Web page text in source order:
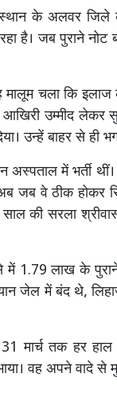
के अलवर
है। जब पुराने नोट
मालूम चला कि
उम्मीद लेकर
उन्हें बाहर से ही
अस्पताल में भर्ती
जब वे ठीक होकर
साल की सरला
में 1.79 लाख के
जेल में बंद थे,
मार्च तक हर
वह अपने वादे से